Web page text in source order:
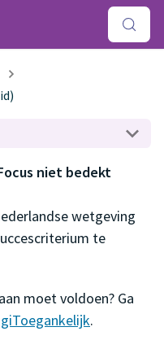
niet bedekt
wetgeving
te
moet voldoen? Ga
.